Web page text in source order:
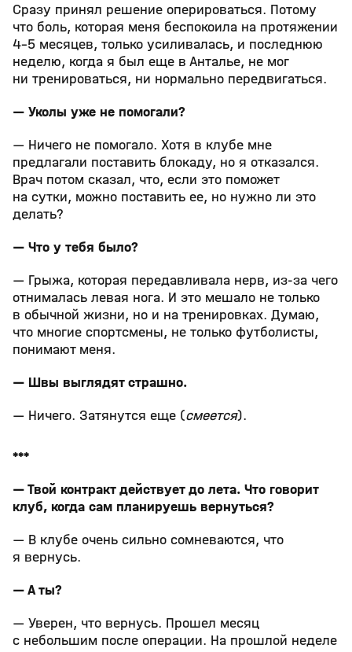
Сразу принял решение оперироваться. Потому
что боль, которая меня беспокоила на протяжении
4-5 месяцев, только усиливалась, и последнюю
неделю, когда я был еще в Анталье, не мог
ни тренироваться, ни нормально передвигаться.
— Уколы уже не помогали?
— Ничего не помогало. Хотя в клубе мне
предлагали поставить блокаду, но я отказался.
Врач потом сказал, что, если это поможет
на сутки, можно поставить ее, но нужно ли это
делать?
— Что у тебя было?
— Грыжа, которая передавливала нерв, из-за чего
отнималась левая нога. И это мешало не только
в обычной жизни, но и на тренировках. Думаю,
что многие спортсмены, не только футболисты,
понимают меня.
— Швы выглядят страшно.
— Ничего. Затянутся еще (смеется).
***
— Твой контракт действует до лета. Что говорит
клуб, когда сам планируешь вернуться?
— В клубе очень сильно сомневаются, что
я вернусь.
— А ты?
— Уверен, что вернусь. Прошел месяц
с небольшим после операции. На прошлой неделе